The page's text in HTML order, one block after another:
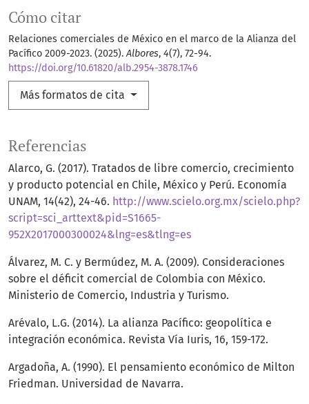
Cómo citar
Relaciones comerciales de México en el marco de la Alianza del
Pacífico 2009-2023. (2025).Albores, 4(7), 72-94.
https://doi.org/10.61820/alb.2954-3878.1746
Más formatos de cita
Referencias
Alarco, G. (2017). Tratados de libre comercio, crecimiento
y producto potencial en Chile, México y Perú. Economía
UNAM, 14(42), 24-46. http://www.scielo.org.mx/scielo.php?
script=sci_arttext&pid=S1665-
952X2017000300024&lng=es&tlng=es
Álvarez, M. C. y Bermúdez, M. A. (2009). Consideraciones
sobre el déficit comercial de Colombia con México.
Ministerio de Comercio, Industria y Turismo.
Arévalo, L.G. (2014). La alianza Pacífico: geopolítica e
integración económica. Revista Vía Iuris, 16, 159-172.
Argadoña, A. (1990). El pensamiento económico de Milton
Friedman. Universidad de Navarra.